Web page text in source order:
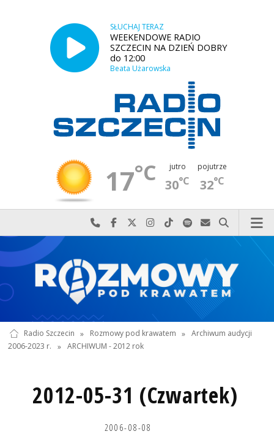
SŁUCHAJ TERAZ
WEEKENDOWE RADIO
SZCZECIN NA DZIEŃ DOBRY
do 12:00
Beata Użarowska
17°C jutro
30°C
pojutrze
32°C
Najlepiej po prostu do nas zadzwoń
Odwiedź nas na Facebook-u
Odwiedź nas na X
Odwiedź nas na Instagram-ie
Odwiedź nas na TikTok-u
Szukaj nas na Spotify
Wyślij do nas
Szukaj
Radio Szczecin » Rozmowy pod krawatem » Archiwum audycji
2006-2023 r.
» ARCHIWUM - 2012 rok
2012-05-31 (Czwartek)
2006-08-08